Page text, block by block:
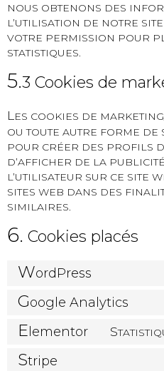
NOUS OBTENONS DES
L’UTILISATION DE NOTRE
VOTRE PERMISSION POUR
STATISTIQUES.
5.3 Cookies de
L ES COOKIES DE
OU TOUTE AUTRE FORME DE
POUR CRÉER DES PROFILS
D’AFFICHER DE LA
L’UTILISATEUR SUR CE SITE
SITES WEB DANS DES
SIMILAIRES.
6. Cookies placés
WordPress
Google Analytics
E lementor S
Stripe